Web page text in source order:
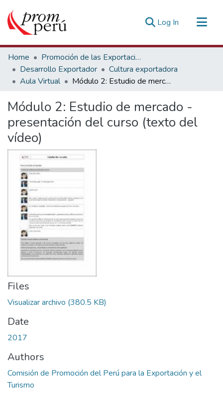
Log In (current)
Communities & Collections
All of DSpace
Statistics
Estadísticas Externas
Home
Promoción de las Exportaciones
Desarrollo Exportador
Cultura exportadora
Aula Virtual
Módulo 2: Estudio de mercado - presentación del curso (texto del vídeo)
Módulo 2: Estudio de mercado -
presentación del curso (texto del
vídeo)
Files
Visualizar archivo (380.5 KB)
Date
2017
Authors
Comisión de Promoción del Perú para la Exportación y el
Turismo